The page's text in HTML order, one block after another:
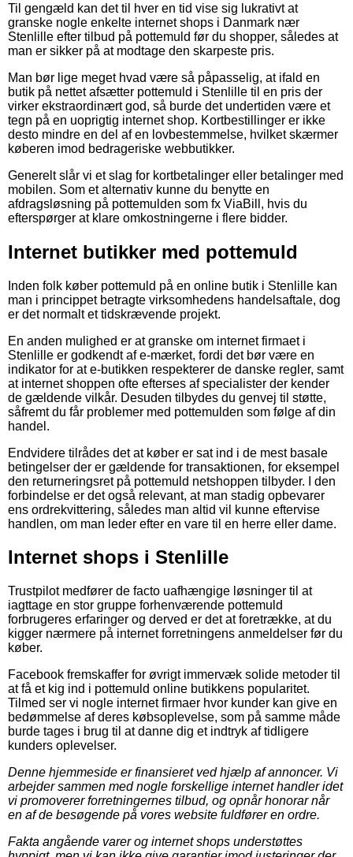
Til gengæld kan det til hver en tid vise sig lukrativt at
granske nogle enkelte internet shops i Danmark nær
Stenlille efter tilbud på pottemuld før du shopper, således at
man er sikker på at modtage den skarpeste pris.
Man bør lige meget hvad være så påpasselig, at ifald en
butik på nettet afsætter pottemuld i Stenlille til en pris der
virker ekstraordinært god, så burde det undertiden være et
tegn på en uoprigtig internet shop. Kortbestillinger er ikke
desto mindre en del af en lovbestemmelse, hvilket skærmer
køberen imod bedrageriske webbutikker.
Generelt slår vi et slag for kortbetalinger eller betalinger med
mobilen. Som et alternativ kunne du benytte en
afdragsløsning på pottemulden som fx ViaBill, hvis du
efterspørger at klare omkostningerne i flere bidder.
Internet butikker med pottemuld
Inden folk køber pottemuld på en online butik i Stenlille kan
man i princippet betragte virksomhedens handelsaftale, dog
er det normalt et tidskrævende projekt.
En anden mulighed er at granske om internet firmaet i
Stenlille er godkendt af e-mærket, fordi det bør være en
indikator for at e-butikken respekterer de danske regler, samt
at internet shoppen ofte efterses af specialister der kender
de gældende vilkår. Desuden tilbydes du genvej til støtte,
såfremt du får problemer med pottemulden som følge af din
handel.
Endvidere tilrådes det at køber er sat ind i de mest basale
betingelser der er gældende for transaktionen, for eksempel
den returneringsret på pottemuld netshoppen tilbyder. I den
forbindelse er det også relevant, at man stadig opbevarer
ens ordrekvittering, således man altid vil kunne eftervise
handlen, om man leder efter en vare til en herre eller dame.
Internet shops i Stenlille
Trustpilot medfører de facto uafhængige løsninger til at
iagttage en stor gruppe forhenværende pottemuld
forbrugeres erfaringer og derved er det at foretrække, at du
kigger nærmere på internet forretningens anmeldelser før du
køber.
Facebook fremskaffer for øvrigt immervæk solide metoder til
at få et kig ind i pottemuld online butikkens popularitet.
Tilmed ser vi nogle internet firmaer hvor kunder kan give en
bedømmelse af deres købsoplevelse, som på samme måde
burde tages i brug til at danne dig et indtryk af tidligere
kunders oplevelser.
Denne hjemmeside er finansieret ved hjælp af annoncer. Vi
arbejder sammen med nogle forskellige internet handler idet
vi promoverer forretningernes tilbud, og opnår honorar når
en af de besøgende på vores website fuldfører en ordre.
Fakta angående varer og internet shops understøttes